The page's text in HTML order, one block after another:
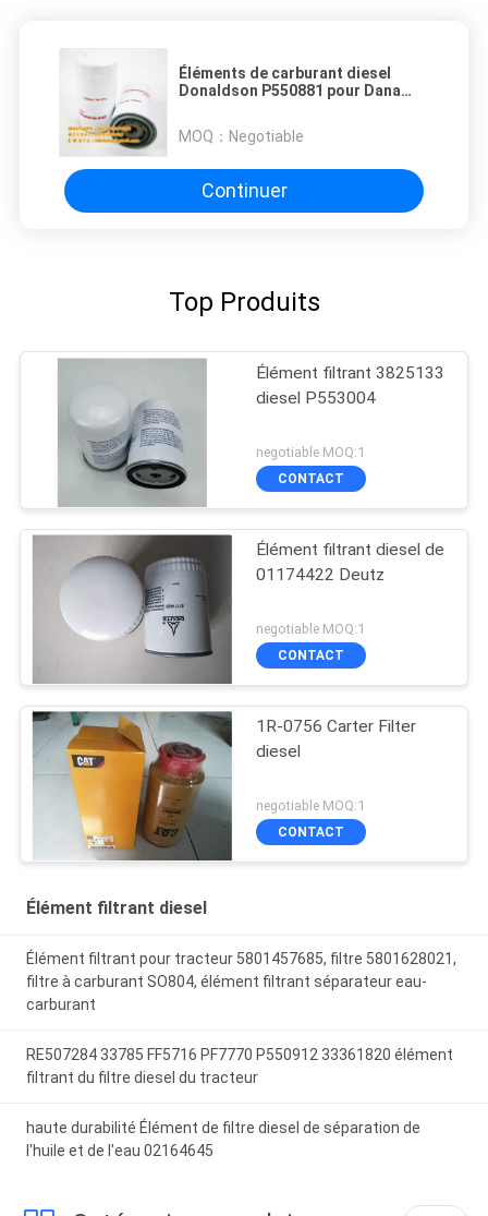
Éléments de carburant diesel
Donaldson P550881 pour Dana
MOQ： Negotiable
Continuer
Top Produits
Élément filtrant 3825133
diesel P553004
negotiable MOQ:1
CONTACT
Élément filtrant diesel de
01174422 Deutz
negotiable MOQ:1
CONTACT
1R-0756 Carter Filter
diesel
negotiable MOQ:1
CONTACT
Élément filtrant diesel
Élément filtrant pour tracteur 5801457685, filtre 5801628021,
filtre à carburant SO804, élément filtrant séparateur eau-
carburant
RE507284 33785 FF5716 PF7770 P550912 33361820 élément
filtrant du filtre diesel du tracteur
haute durabilité Élément de filtre diesel de séparation de
l'huile et de l'eau 02164645